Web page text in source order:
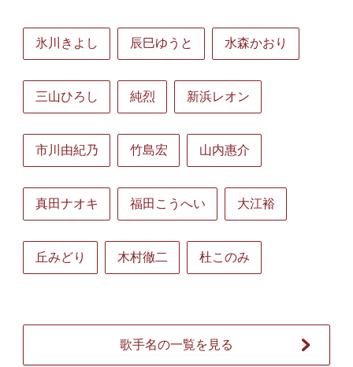
氷川きよし 辰巳ゆうと 水森かおり
三山ひろし 純烈 新浜レオン
市川由紀乃 竹島宏 山内惠介
真田ナオキ 福田こうへい 大江裕
丘みどり 木村徹二 杜このみ
歌手名の一覧を見る